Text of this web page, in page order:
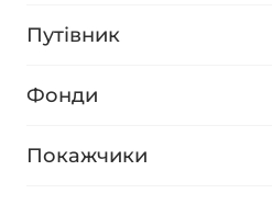
Путівник
Фонди
Покажчики